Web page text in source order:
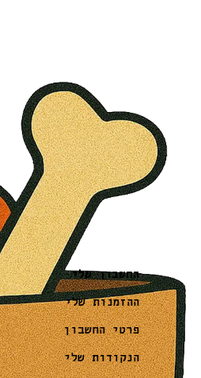
החשבון שלי
ההזמנות שלי
פרטי החשבון
הנקודות שלי